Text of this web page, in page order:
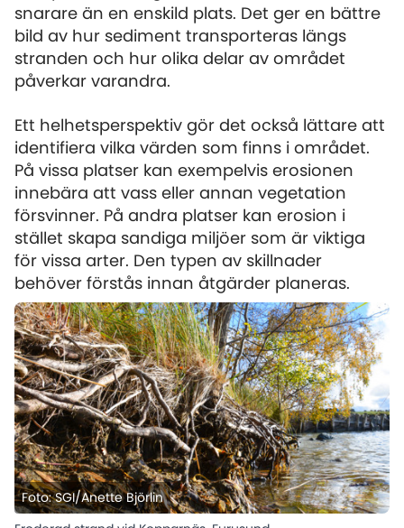
snarare än en enskild plats. Det ger en bättre
bild av hur sediment transporteras längs
stranden och hur olika delar av området
påverkar varandra.
Ett helhetsperspektiv gör det också lättare att
identifiera vilka värden som finns i området.
På vissa platser kan exempelvis erosionen
innebära att vass eller annan vegetation
försvinner. På andra platser kan erosion i
stället skapa sandiga miljöer som är viktiga
för vissa arter. Den typen av skillnader
behöver förstås innan åtgärder planeras.
Foto: SGI/Anette Björlin